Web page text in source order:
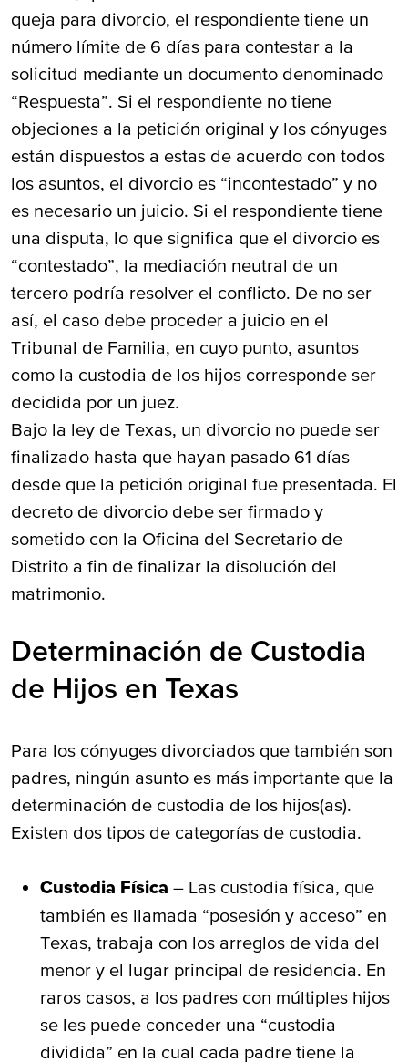
queja para divorcio, el respondiente tiene un
número límite de 6 días para contestar a la
solicitud mediante un documento denominado
“Respuesta”. Si el respondiente no tiene
objeciones a la petición original y los cónyuges
están dispuestos a estas de acuerdo con todos
los asuntos, el divorcio es “incontestado” y no
es necesario un juicio. Si el respondiente tiene
una disputa, lo que significa que el divorcio es
“contestado”, la mediación neutral de un
tercero podría resolver el conflicto. De no ser
así, el caso debe proceder a juicio en el
Tribunal de Familia, en cuyo punto, asuntos
como la custodia de los hijos corresponde ser
decidida por un juez.
Bajo la ley de Texas, un divorcio no puede ser
finalizado hasta que hayan pasado 61 días
desde que la petición original fue presentada. El
decreto de divorcio debe ser firmado y
sometido con la Oficina del Secretario de
Distrito a fin de finalizar la disolución del
matrimonio.
Determinación de Custodia
de Hijos en Texas
Para los cónyuges divorciados que también son
padres, ningún asunto es más importante que la
determinación de custodia de los hijos(as).
Existen dos tipos de categorías de custodia.
Custodia Física – Las custodia física, que
también es llamada “posesión y acceso” en
Texas, trabaja con los arreglos de vida del
menor y el lugar principal de residencia. En
raros casos, a los padres con múltiples hijos
se les puede conceder una “custodia
dividida” en la cual cada padre tiene la